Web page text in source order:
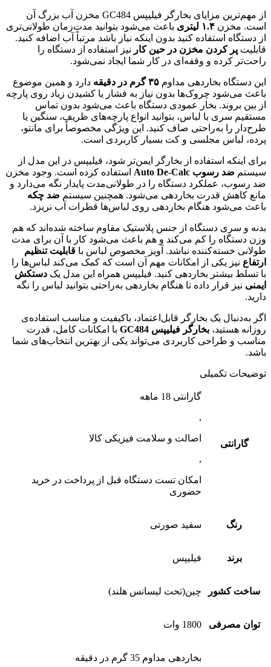
از مهم‌ترین مزایای بخارگر فیلیپس GC484 مخزن آب بزرگ آن
است. مخزن ۱.۴ لیتری
باعث می‌شود بتوانید مدت‌زمان طولانی‌تری
از دستگاه استفاده کنید بدون اینکه نیاز باشد مرتباً آب اضافه کنید.
قابلیت پر کردن مخزن در حین کار نیز استفاده از دستگاه را
راحت‌تر کرده و وقفه‌ای در کار شما ایجاد نمی‌شود.
این دستگاه بخاردهی مداوم ۳۵ گرم در دقیقه
دارد و همین موضوع
باعث می‌شود چروک‌ها بدون نیاز به فشار یا کشیدن زیاد روی پارچه
از بین بروند. بخار عمودی دستگاه باعث می‌شود بدون تماس
مستقیم سری با لباس، بتوانید انواع پارچه‌های ظریف، سنگین یا
طرح‌دار را به‌راحتی صاف کنید. این ویژگی مخصوصاً برای مانتو،
پرده، لباس مجلسی و کت بسیار کاربردی است.
برای اینکه استفاده از بخارگر ایمن‌تر شود، فیلیپس در این مدل از
سیستم ضد رسوب Auto De-Calc
استفاده کرده است. وجود مخزن
ضد رسوب، عملکرد دستگاه را در طولانی‌مدت پایدار نگه می‌دارد و
مانع کاهش قدرت بخاردهی می‌شود. همچنین سیستم ضد چکه
باعث می‌شود هنگام بخاردهی روی لباس‌ها قطرات آب نریزد.
بدنه و سری دستگاه از جنس پلاستیک مقاوم ساخته شده‌اند که هم
وزن دستگاه را کم می‌کند و هم باعث می‌شود کار با آن برای مدت
طولانی خسته‌کننده نباشد. آویز مخصوص لباس با قابلیت تنظیم
ارتفاع نیز یکی از امکانات مهم آن است که کمک می‌کند لباس‌ها را
با تسلط بیشتر بخاردهی کنید. فیلیپس همراه این مدل یک دستکش
ایمنی نیز قرار داده تا هنگام بخاردهی به‌راحتی بتوانید لباس را نگه
دارید.
اگر به‌دنبال یک بخارگر قابل‌اعتماد، باکیفیت و مناسب استفاده‌ی
روزانه هستید، بخارگر فیلیپس GC484
با امکانات کامل، قدرت
مناسب و طراحی کاربردی می‌تواند یکی از بهترین انتخاب‌های شما
باشد.
توضیحات تکمیلی
گارانتی
گارانتی 18 ماهه
,
اصالت و سلامت فیزیکی کالا
,
امکان تست دستگاه قبل از پرداخت در خرید
حضوری
رنگ سفید صورتی
برند فیلیپس
ساخت کشور چین(تحت لیسانس هلند)
توان مصرفی 1800 وات
بخاردهی مداوم 35 گرم در دقیقه